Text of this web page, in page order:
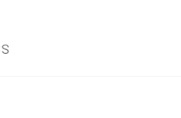
chấu vuông kiểu Anh có công